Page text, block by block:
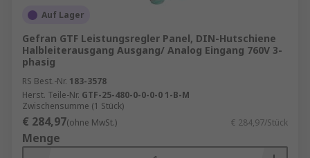
Auf Lager
Gefran GTF Leistungsregler Panel, DIN-Hutschiene
Halbleiterausgang Ausgang/ Analog Eingang 760V 3-
phasig
RS Best.-Nr. 183-3578
Herst. Teile-Nr. GTF-25-480-0-0-0-0 1-B-M
Zwischensumme (1 Stück)
€ 284,97(ohne MwSt.) € 284,97/Stück
Menge